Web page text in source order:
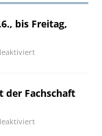
bis Freitag,
der Fachschaft